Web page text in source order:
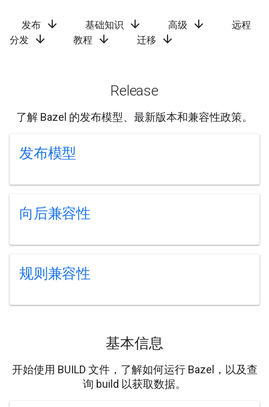
发布 arrow_downward 基础知识 arrow_downward 高级 arrow_downward
远程
分发
arrow_downward 教程 arrow_downward 迁移 arrow_downward
Release
了解 Bazel 的发布模型、最新版本和兼容性政策。
发布模型
向后兼容性
规则兼容性
基本信息
开始使用 BUILD 文件，了解如何运行 Bazel，以及查
询 build 以获取数据。